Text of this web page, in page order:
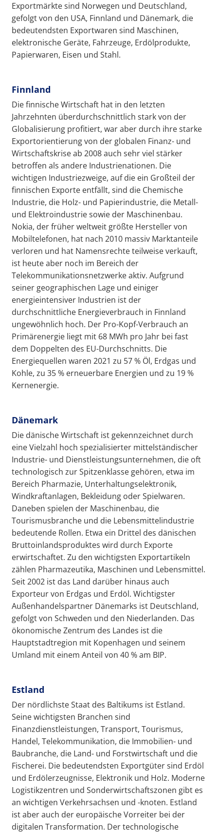
Exportmärkte sind Norwegen und Deutschland,
gefolgt von den USA, Finnland und Dänemark, die
bedeutendsten Exportwaren sind Maschinen,
elektronische Geräte, Fahrzeuge, Erdölprodukte,
Papierwaren, Eisen und Stahl.
Finnland
Die finnische Wirtschaft hat in den letzten
Jahrzehnten überdurchschnittlich stark von der
Globalisierung profitiert, war aber durch ihre starke
Exportorientierung von der globalen Finanz- und
Wirtschaftskrise ab 2008 auch sehr viel stärker
betroffen als andere Industrienationen. Die
wichtigen Industriezweige, auf die ein Großteil der
finnischen Exporte entfällt, sind die Chemische
Industrie, die Holz- und Papierindustrie, die Metall-
und Elektroindustrie sowie der Maschinenbau.
Nokia, der früher weltweit größte Hersteller von
Mobiltelefonen, hat nach 2010 massiv Marktanteile
verloren und hat Namensrechte teilweise verkauft,
ist heute aber noch im Bereich der
Telekommunikationsnetzwerke aktiv. Aufgrund
seiner geographischen Lage und einiger
energieintensiver Industrien ist der
durchschnittliche Energieverbrauch in Finnland
ungewöhnlich hoch. Der Pro-Kopf-Verbrauch an
Primärenergie liegt mit 68 MWh pro Jahr bei fast
dem Doppelten des EU-Durchschnitts. Die
Energiequellen waren 2021 zu 57 % Öl, Erdgas und
Kohle, zu 35 % erneuerbare Energien und zu 19 %
Kernenergie.
Dänemark
Die dänische Wirtschaft ist gekennzeichnet durch
eine Vielzahl hoch spezialisierter mittelständischer
Industrie- und Dienstleistungsunternehmen, die oft
technologisch zur Spitzenklasse gehören, etwa im
Bereich Pharmazie, Unterhaltungselektronik,
Windkraftanlagen, Bekleidung oder Spielwaren.
Daneben spielen der Maschinenbau, die
Tourismusbranche und die Lebensmittelindustrie
bedeutende Rollen. Etwa ein Drittel des dänischen
Bruttoinlandsproduktes wird durch Exporte
erwirtschaftet. Zu den wichtigsten Exportartikeln
zählen Pharmazeutika, Maschinen und Lebensmittel.
Seit 2002 ist das Land darüber hinaus auch
Exporteur von Erdgas und Erdöl. Wichtigster
Außenhandelspartner Dänemarks ist Deutschland,
gefolgt von Schweden und den Niederlanden. Das
ökonomische Zentrum des Landes ist die
Hauptstadtregion mit Kopenhagen und seinem
Umland mit einem Anteil von 40 % am BIP.
Estland
Der nördlichste Staat des Baltikums ist Estland.
Seine wichtigsten Branchen sind
Finanzdienstleistungen, Transport, Tourismus,
Handel, Telekommunikation, die Immobilien- und
Baubranche, die Land- und Forstwirtschaft und die
Fischerei. Die bedeutendsten Exportgüter sind Erdöl
und Erdölerzeugnisse, Elektronik und Holz. Moderne
Logistikzentren und Sonderwirtschaftszonen gibt es
an wichtigen Verkehrsachsen und -knoten. Estland
ist aber auch der europäische Vorreiter bei der
digitalen Transformation. Der technologische